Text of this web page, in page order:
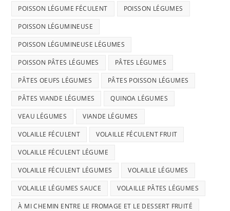
POISSON LÉGUME FÉCULENT POISSON LÉGUMES
POISSON LÉGUMINEUSE
POISSON LÉGUMINEUSE LÉGUMES
POISSON PÂTES LÉGUMES PÂTES LÉGUMES
PÂTES OEUFS LÉGUMES PÂTES POISSON LÉGUMES
PÂTES VIANDE LÉGUMES QUINOA LÉGUMES
VEAU LÉGUMES VIANDE LÉGUMES
VOLAILLE FÉCULENT VOLAILLE FÉCULENT FRUIT
VOLAILLE FÉCULENT LÉGUME
VOLAILLE FÉCULENT LÉGUMES VOLAILLE LÉGUMES
VOLAILLE LÉGUMES SAUCE VOLAILLE PÂTES LÉGUMES
À MI CHEMIN ENTRE LE FROMAGE ET LE DESSERT FRUITÉ